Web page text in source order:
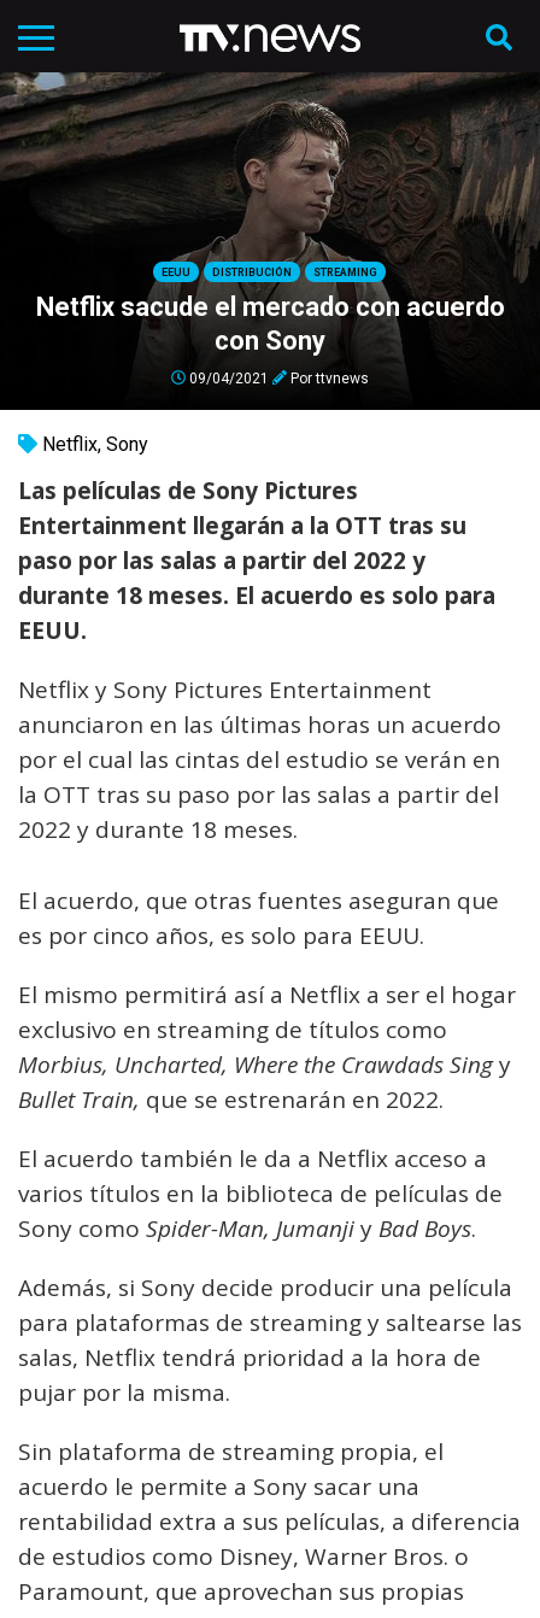
EEUU DISTRIBUCIÓN STREAMING
Netflix sacude el mercado con acuerdo
con Sony
09/04/2021 Porttvnews
Netflix, Sony
Las películas de Sony Pictures
Entertainment llegarán a la OTT tras su
paso por las salas a partir del 2022 y
durante 18 meses. El acuerdo es solo para
EEUU.
Netflix y Sony Pictures Entertainment
anunciaron en las últimas horas un acuerdo
por el cual las cintas del estudio se verán en
la OTT tras su paso por las salas a partir del
2022 y durante 18 meses.
El acuerdo, que otras fuentes aseguran que
es por cinco años, es solo para EEUU.
El mismo permitirá así a Netflix a ser el hogar
exclusivo en streaming de títulos como
Morbius, Uncharted, Where the Crawdads Singy
Bullet Train, que se estrenarán en 2022.
El acuerdo también le da a Netflix acceso a
varios títulos en la biblioteca de películas de
Sony como Spider-Man, Jumanjiy Bad Boys.
Además, si Sony decide producir una película
para plataformas de streaming y saltearse las
salas, Netflix tendrá prioridad a la hora de
pujar por la misma.
Sin plataforma de streaming propia, el
acuerdo le permite a Sony sacar una
rentabilidad extra a sus películas, a diferencia
de estudios como Disney, Warner Bros. o
Paramount, que aprovechan sus propias